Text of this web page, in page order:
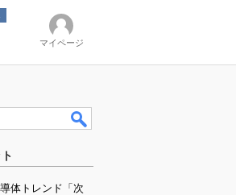
マイページ
体トレンド「次